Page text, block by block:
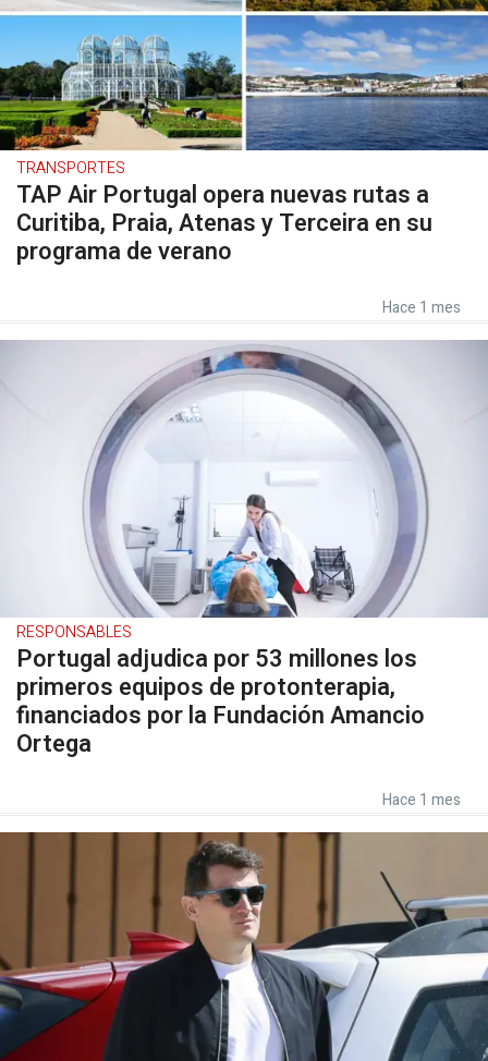
TRANSPORTES
TAP Air Portugal opera nuevas rutas a
Curitiba, Praia, Atenas y Terceira en su
programa de verano
Hace 1 mes
RESPONSABLES
Portugal adjudica por 53 millones los
primeros equipos de protonterapia,
financiados por la Fundación Amancio
Ortega
Hace 1 mes